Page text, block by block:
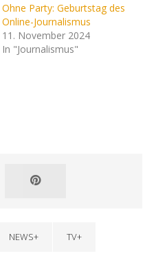
Ohne Party: Geburtstag des
Online-Journalismus
11. November 2024
In "Journalismus"
NEWS+ TV+